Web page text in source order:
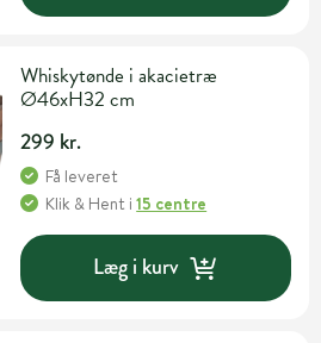
Whiskytønde i akacietræ
Ø46xH32 cm
299 kr.
Få leveret
Klik & Hent i15 centre
Læg i kurv